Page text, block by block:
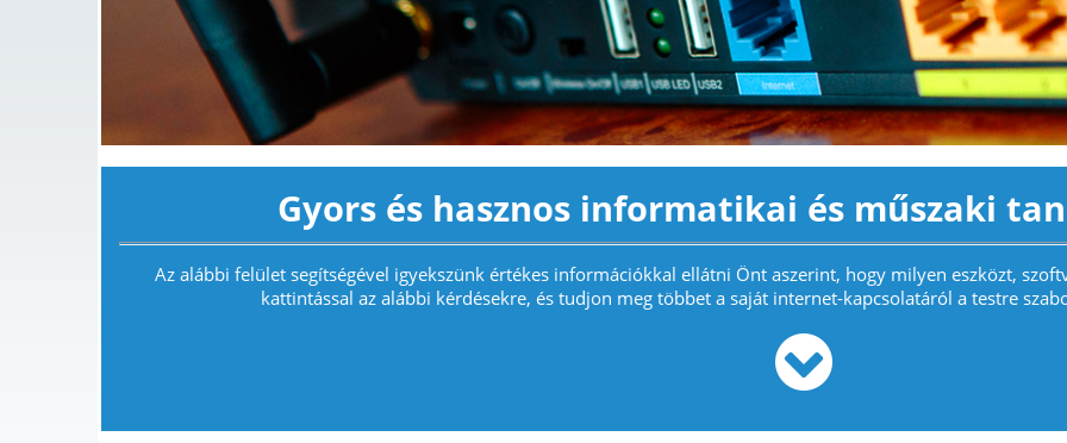
Gyors és hasznos informatikai és műszaki
Az alábbi felület segítségével igyekszünk értékes információkkal ellátni Önt aszerint, hogy milyen eszközt,
kattintással az alábbi kérdésekre, és tudjon meg többet a saját internet-kapcsolatáról a testre